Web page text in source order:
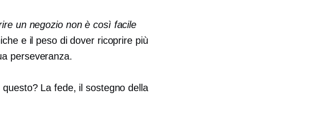
un negozio non è così facile
e il peso di dover ricoprire più
perseveranza.
La fede, il sostegno della